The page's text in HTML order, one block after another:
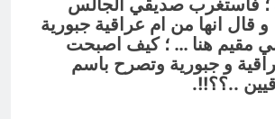
؛ فاستغرب صديقي الجالس
قال انها من ام عراقية جبورية
مقيم هنا … ؛ كيف اصبحت
و جبورية وتصرح باسم
..؟؟!!.